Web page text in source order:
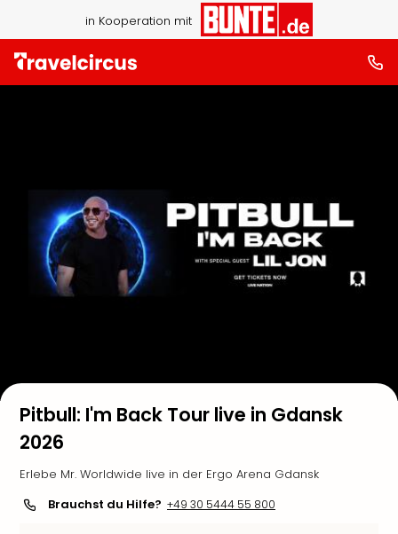
in Kooperation mit
Pitbull: I'm Back Tour live in Gdansk
2026
Erlebe Mr. Worldwide live in der Ergo Arena Gdansk
Brauchst du Hilfe? +49 30 5444 55 800